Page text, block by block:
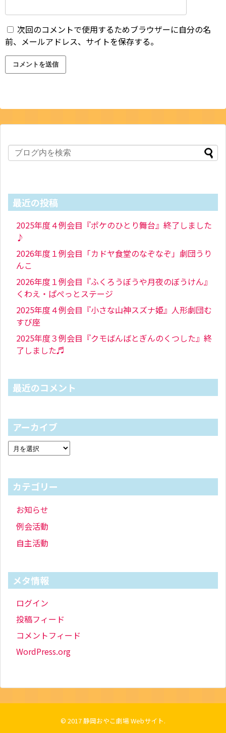
次回のコメントで使用するためブラウザーに自分の名
前、メールアドレス、サイトを保存する。
最近の投稿
2025年度４例会目『ポケのひとり舞台』終了しました
♪
2026年度１例会目「カドヤ食堂のなぞなぞ」劇団うり
んこ
2026年度１例会目『ふくろうぼうや月夜のぼうけん』
くわえ・ぱぺっとステージ
2025年度４例会目『小さな山神スズナ姫』人形劇団む
すび座
2025年度３例会目『クモばんばとぎんのくつした』終
了しました♬
最近のコメント
アーカイブ
カテゴリー
お知らせ
例会活動
自主活動
メタ情報
ログイン
投稿フィード
コメントフィード
WordPress.org
© 2017静岡おやこ劇場 Webサイト.